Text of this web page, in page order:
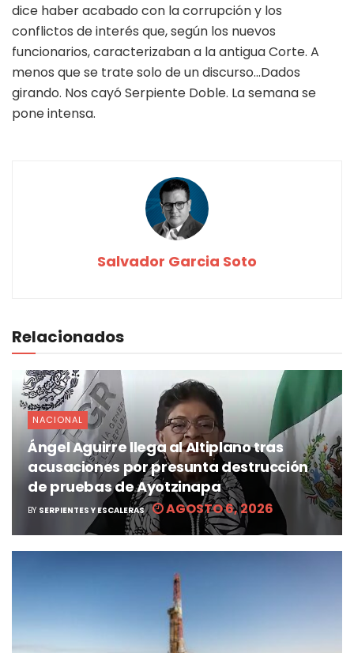
dice haber acabado con la corrupción y los
conflictos de interés que, según los nuevos
funcionarios, caracterizaban a la antigua Corte. A
menos que se trate solo de un discurso…Dados
girando. Nos cayó Serpiente Doble. La semana se
pone intensa.
Salvador Garcia Soto
Relacionados
NACIONAL
Ángel Aguirre llega al Altiplano tras
acusaciones por presunta destrucción
de pruebas de Ayotzinapa
BY SERPIENTES Y ESCALERAS AGOSTO 6, 2026